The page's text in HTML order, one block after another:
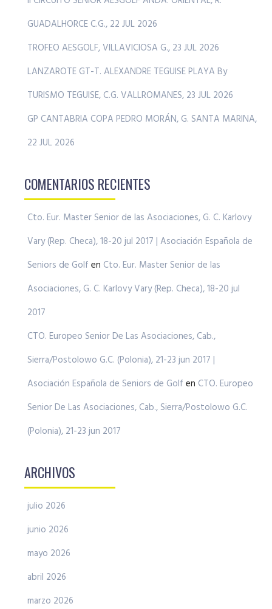
GUADALHORCE C.G., 22 JUL 2026
TROFEO AESGOLF, VILLAVICIOSA G., 23 JUL 2026
LANZAROTE GT-T. ALEXANDRE TEGUISE PLAYA By
TURISMO TEGUISE, C.G. VALLROMANES, 23 JUL 2026
GP CANTABRIA COPA PEDRO MORÁN, G. SANTA MARINA,
22 JUL 2026
COMENTARIOS RECIENTES
Cto. Eur. Master Senior de las Asociaciones, G. C. Karlovy
Vary (Rep. Checa), 18-20 jul 2017 | Asociación Española de
Seniors de Golf en Cto. Eur. Master Senior de las
Asociaciones, G. C. Karlovy Vary (Rep. Checa), 18-20 jul
2017
CTO. Europeo Senior De Las Asociaciones, Cab.,
Sierra/Postolowo G.C. (Polonia), 21-23 jun 2017 |
Asociación Española de Seniors de Golf en CTO. Europeo
Senior De Las Asociaciones, Cab., Sierra/Postolowo G.C.
(Polonia), 21-23 jun 2017
ARCHIVOS
julio 2026
junio 2026
mayo 2026
abril 2026
marzo 2026